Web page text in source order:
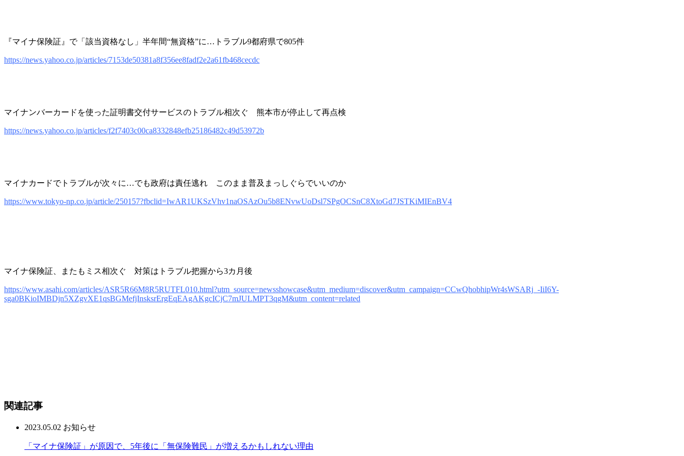
『マイナ保険証』で「該当資格なし」半年間“無資格”に…トラブル9都府県で805件
https://news.yahoo.co.jp/articles/7153de50381a8f356ee8fadf2e2a61fb468cecdc
マイナンバーカードを使った証明書交付サービスのトラブル相次ぐ 熊本市が停止して再点検
https://news.yahoo.co.jp/articles/f2f7403c00ca8332848efb25186482c49d53972b
マイナカードでトラブルが次々に…でも政府は責任逃れ このまま普及まっしぐらでいいのか
https://www.tokyo-np.co.jp/article/250157?fbclid=IwAR1UKSzVhv1naOSAzOu5b8ENvwUoDsl7SPgOCSnC8XtoGd7JSTKiMIEnBV4
マイナ保険証、またもミス相次ぐ 対策はトラブル把握から3カ月後
https://www.asahi.com/articles/ASR5R66M8R5RUTFL010.html?utm_source=newsshowcase&utm_medium=discover&utm_campaign=CCwQhobhipWr4sWSARj_-IiI6Y-
sga0BKioIMBDjn5XZgvXE1qsBGMefjInsksrErgEqEAgAKgcICjC7mJULMPT3qgM&utm_content=related
関連記事
2023.05.02 お知らせ
「マイナ保険証」が原因で、5年後に「無保険難民」が増えるかもしれない理由